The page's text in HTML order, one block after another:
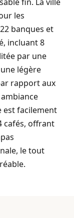
les
banques et
incluant 8
par une
légère
rapport aux
est facilement
cafés, offrant
le tout